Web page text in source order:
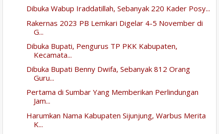
Dibuka Wabup Iraddatillah, Sebanyak 220 Kader Posy...
Rakernas 2023 PB Lemkari Digelar 4-5 November di
G...
Dibuka Bupati, Pengurus TP PKK Kabupaten,
Kecamata...
Dibuka Bupati Benny Dwifa, Sebanyak 812 Orang
Guru...
Pertama di Sumbar Yang Memberikan Perlindungan
Jam...
Harumkan Nama Kabupaten Sijunjung, Warbus Merita
K...